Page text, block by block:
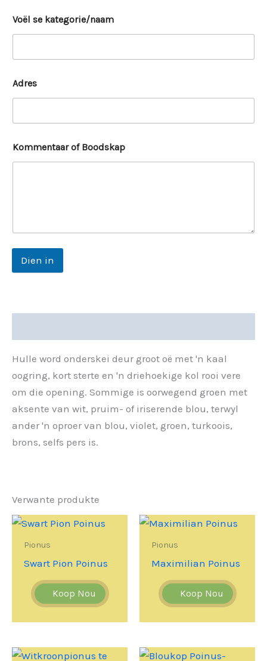
Voël se kategorie/naam
Adres
Kommentaar of Boodskap
Dien in
Hulle word onderskei deur groot oë met 'n kaal
oogring, kort sterte en 'n driehoekige kol rooi vere
om die opening. Sommige is oorwegend groen met
aksente van wit, pruim- of iriserende blou, terwyl
ander 'n oproer van blou, violet, groen, turkoois,
brons, selfs pers is.
Verwante produkte
Pionus
Swart Pion Poinus
Koop Nou
Pionus
Maximilian Poinus
Koop Nou